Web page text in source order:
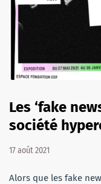
Les ‘fake
société
17 août 2021
Alors que les fake